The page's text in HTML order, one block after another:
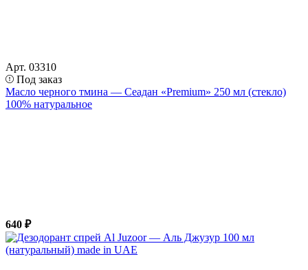
Арт. 03310
Под заказ
Масло черного тмина — Сеадан «Premium» 250 мл (стекло)
100% натуральное
640 ₽